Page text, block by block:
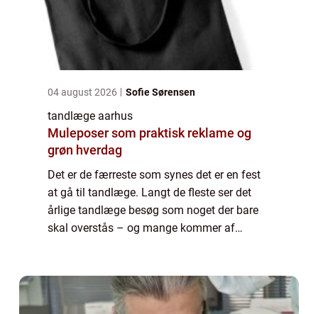
04 august 2026 Sofie Sørensen
tandlæge aarhus
Muleposer som praktisk reklame og
grøn hverdag
Det er de færreste som synes det er en fest
at gå til tandlæge. Langt de fleste ser det
årlige tandlæge besøg som noget der bare
skal overstås – og mange kommer af